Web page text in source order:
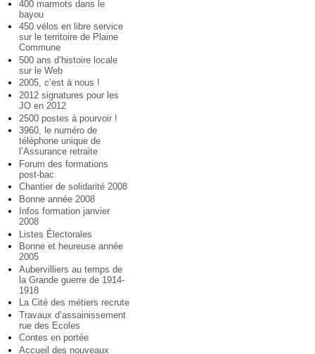
400 marmots dans le
bayou
450 vélos en libre service
sur le territoire de Plaine
Commune
500 ans d’histoire locale
sur le Web
2005, c’est à nous !
2012 signatures pour les
JO en 2012
2500 postes à pourvoir !
3960, le numéro de
téléphone unique de
l’Assurance retraite
Forum des formations
post-bac
Chantier de solidarité 2008
Bonne année 2008
Infos formation janvier
2008
Listes Électorales
Bonne et heureuse année
2005
Aubervilliers au temps de
la Grande guerre de 1914-
1918
La Cité des métiers recrute
Travaux d’assainissement
rue des Ecoles
Contes en portée
Accueil des nouveaux